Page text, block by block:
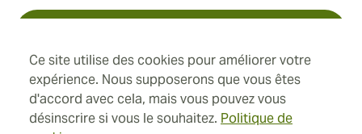
Ce site utilise des cookies pour améliorer votre
expérience. Nous supposerons que vous êtes
d'accord avec cela, mais vous pouvez vous
désinscrire si vous le souhaitez. Politique de
+41 22 518 44 43
info@swisscubancigars.com